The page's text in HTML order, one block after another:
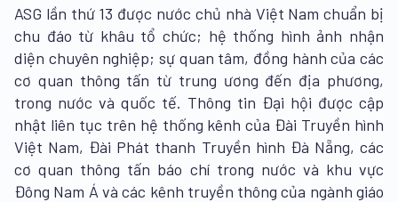
ASG lần thứ 13 được nước chủ nhà Việt Nam chuẩn bị
chu đáo từ khâu tổ chức; hệ thống hình ảnh nhận
diện chuyên nghiệp; sự quan tâm, đồng hành của các
cơ quan thông tấn từ trung ương đến địa phương,
trong nước và quốc tế. Thông tin Đại hội được cập
nhật liên tục trên hệ thống kênh của Đài Truyền hình
Việt Nam, Đài Phát thanh Truyền hình Đà Nẵng, các
cơ quan thông tấn báo chí trong nước và khu vực
Đông Nam Á và các kênh truyền thông của ngành giáo